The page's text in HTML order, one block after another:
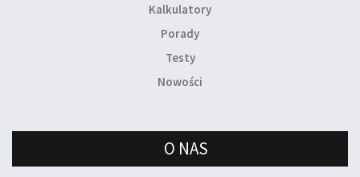
Kalkulatory
Porady
Testy
Nowości
O NAS